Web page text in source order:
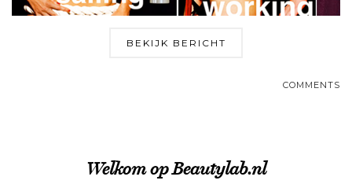
BEKIJK BERICHT
COMMENTS
Welkom op Beautylab.nl